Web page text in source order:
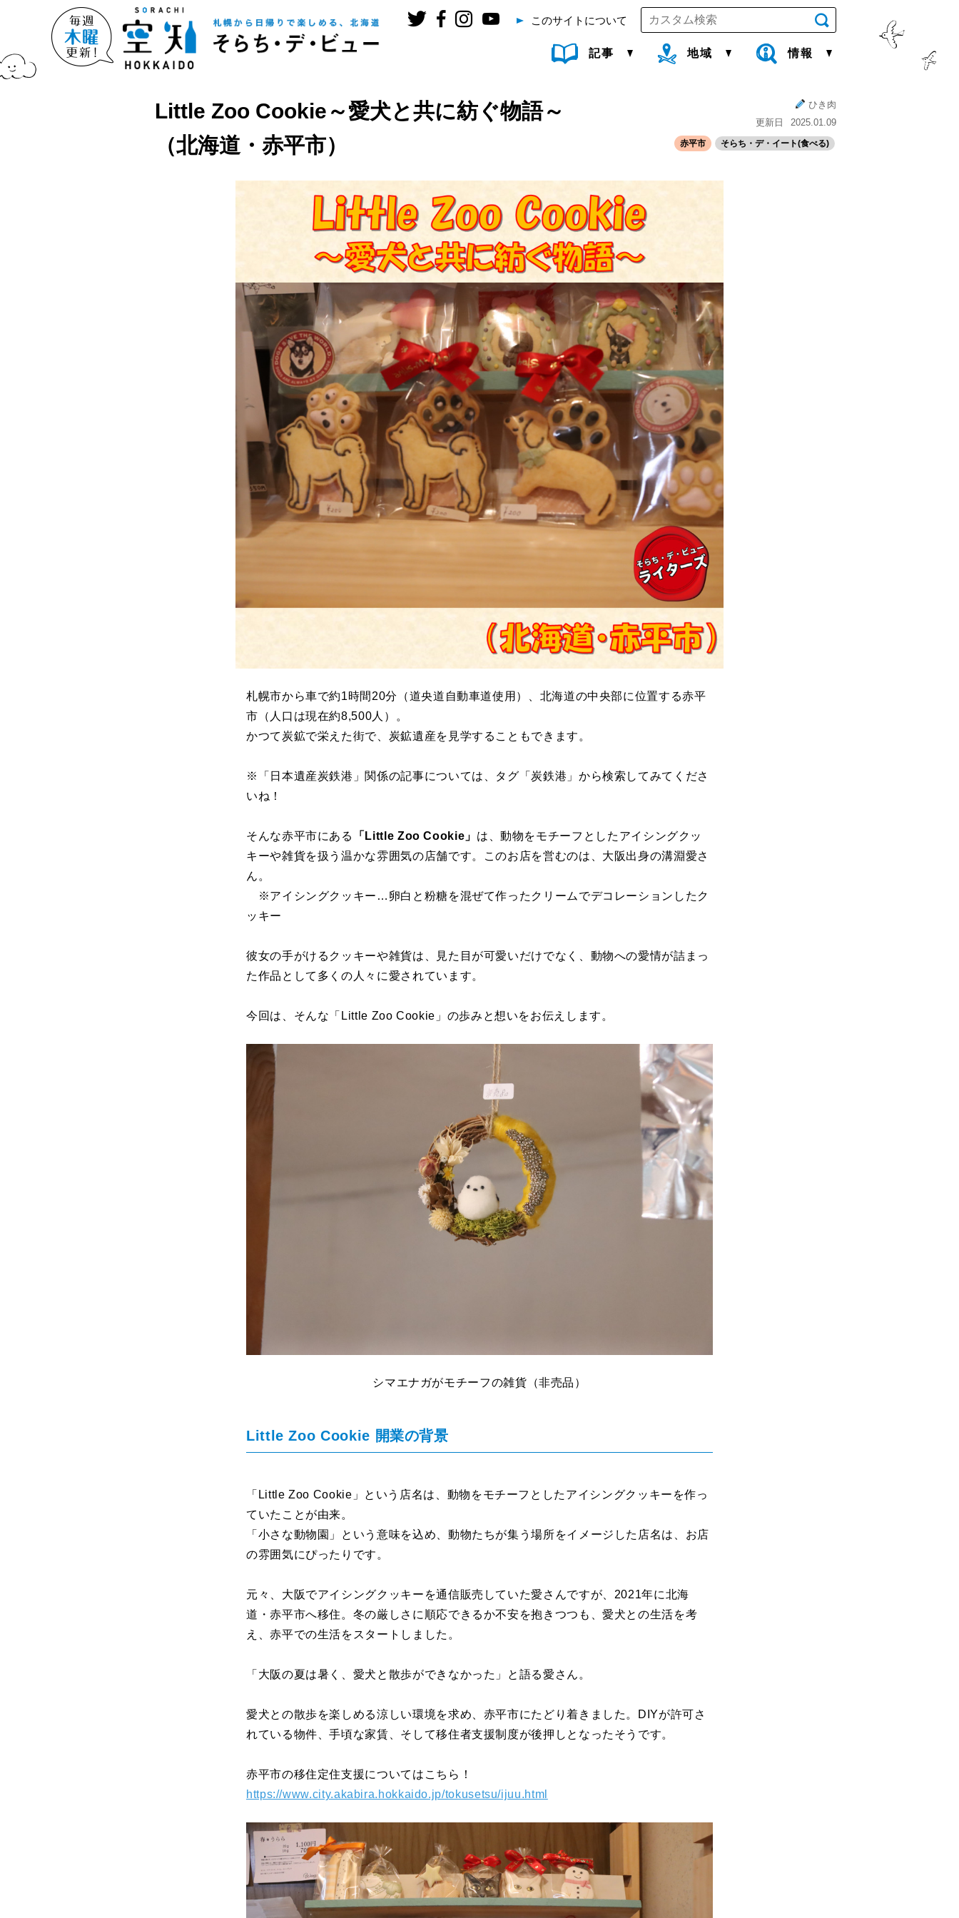
このサイトについて
記事 地域 情報
Little Zoo Cookie～愛犬と共に紡ぐ物語～
（北海道・赤平市）
ひき肉
更新日
2025.01.09
赤平市 そらち・デ・イート(食べる)
札幌市から車で約1時間20分（道央道自動車道使用）、北海道の中央部に位置する赤平
市（人口は現在約8,500人）。
かつて炭鉱で栄えた街で、炭鉱遺産を見学することもできます。
※「日本遺産炭鉄港」関係の記事については、タグ「炭鉄港」から検索してみてくださ
いね！
そんな赤平市にある 「Little Zoo Cookie」 は、動物をモチーフとしたアイシングクッ
キーや雑貨を扱う温かな雰囲気の店舗です。このお店を営むのは、大阪出身の溝淵愛さ
ん。
※アイシングクッキー…卵白と粉糖を混ぜて作ったクリームでデコレーションしたク
ッキー
彼女の手がけるクッキーや雑貨は、見た目が可愛いだけでなく、動物への愛情が詰まっ
た作品として多くの人々に愛されています。
今回は、そんな「Little Zoo Cookie」の歩みと想いをお伝えします。
シマエナガがモチーフの雑貨（非売品）
Little Zoo Cookie 開業の背景
「Little Zoo Cookie」という店名は、動物をモチーフとしたアイシングクッキーを作っ
ていたことが由来。
「小さな動物園」という意味を込め、動物たちが集う場所をイメージした店名は、お店
の雰囲気にぴったりです。
元々、大阪でアイシングクッキーを通信販売していた愛さんですが、2021年に北海
道・赤平市へ移住。冬の厳しさに順応できるか不安を抱きつつも、愛犬との生活を考
え、赤平での生活をスタートしました。
「大阪の夏は暑く、愛犬と散歩ができなかった」と語る愛さん。
愛犬との散歩を楽しめる涼しい環境を求め、赤平市にたどり着きました。DIYが許可さ
れている物件、手頃な家賃、そして移住者支援制度が後押しとなったそうです。
赤平市の移住定住支援についてはこちら！
https://www.city.akabira.hokkaido.jp/tokusetsu/ijuu.html